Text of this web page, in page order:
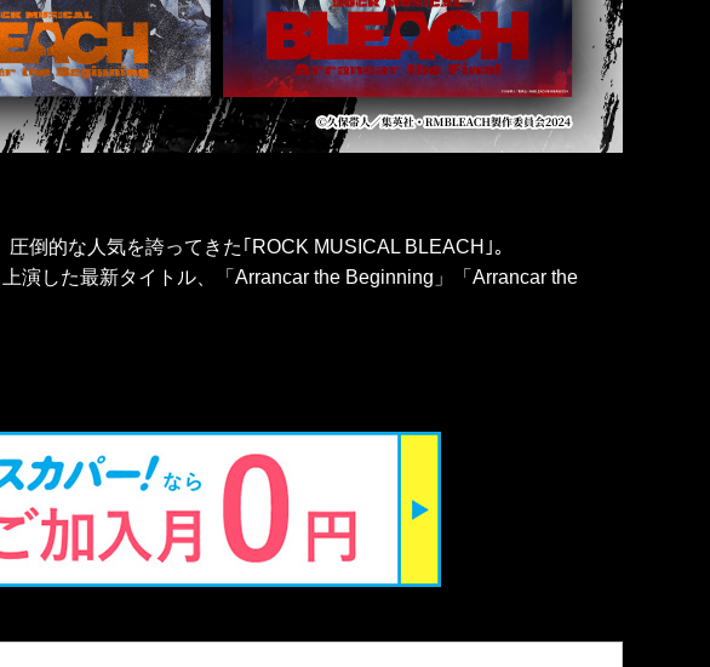
倒的な人気を誇ってきた｢ROCK MUSICAL BLEACH｣。
演した最新タイトル、「Arrancar the Beginning」「Arrancar the